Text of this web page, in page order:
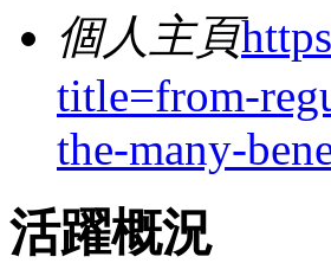
個人主頁
title=from-
the-many-
活躍概況